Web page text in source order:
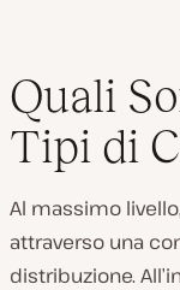
Quali
Tipi di
Al massimo
attraverso una
distribuzione.